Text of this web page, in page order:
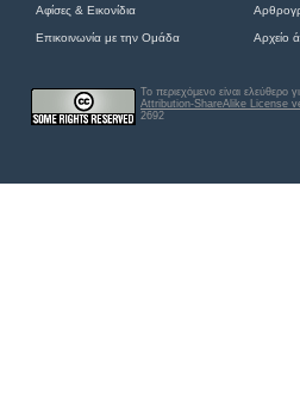
Αφίσες & Εικονίδια
Επικοινωνία με την Ομάδα Αρχείο
Το περιεχόμενο είναι ελεύθερο
Attribution-ShareAlike License
2692